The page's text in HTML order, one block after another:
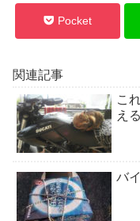
Pocket
関連記事
こ
え
バ